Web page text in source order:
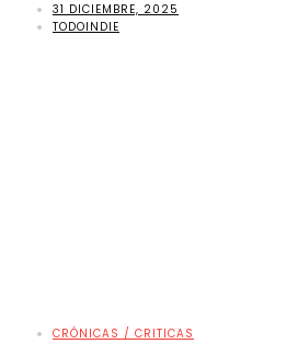
31 DICIEMBRE, 2025
TODOINDIE
CRÓNICAS / CRITICAS